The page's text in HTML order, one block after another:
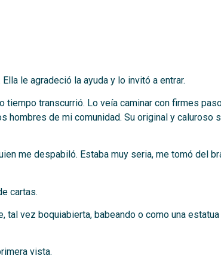
le agradeció la ayuda y lo invitó a entrar.
transcurrió. Lo veía caminar con firmes
de mi comunidad. Su original y caluroso
me despabiló. Estaba muy seria, me tomó del
cartas.
vez boquiabierta, babeando o como una
vista.